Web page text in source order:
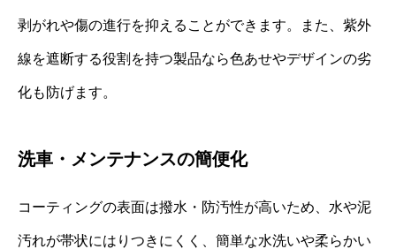
剥がれや傷の進行を抑えることができます。また、紫外
線を遮断する役割を持つ製品なら色あせやデザインの劣
化も防げます。
洗車・メンテナンスの簡便化
コーティングの表面は撥水・防汚性が高いため、水や泥
汚れが帯状にはりつきにくく、簡単な水洗いや柔らかい